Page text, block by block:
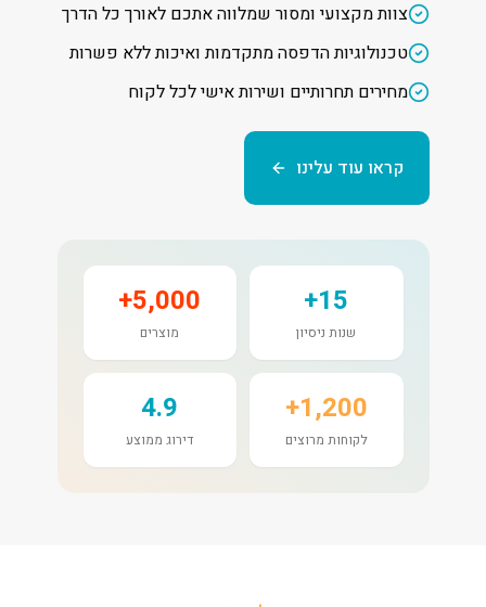
צוות מקצועי ומסור שמלווה אתכם לאורך כל הדרך
טכנולוגיות הדפסה מתקדמות ואיכות ללא פשרות
מחירים תחרותיים ושירות אישי לכל לקוח
קראו עוד עלינו
15+
שנות ניסיון
5,000+
מוצרים
1,200+
לקוחות מרוצים
4.9
דירוג ממוצע